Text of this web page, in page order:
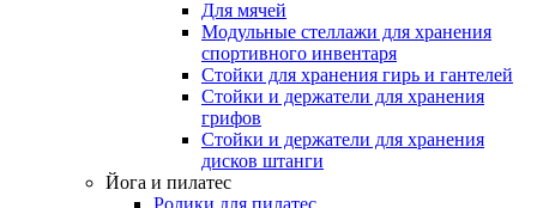
Для мячей
Модульные стеллажи для хранения
спортивного инвентаря
Стойки для хранения гирь и гантелей
Стойки и держатели для хранения
грифов
Стойки и держатели для хранения
дисков штанги
Йога и пилатес
Ролики для пилатес